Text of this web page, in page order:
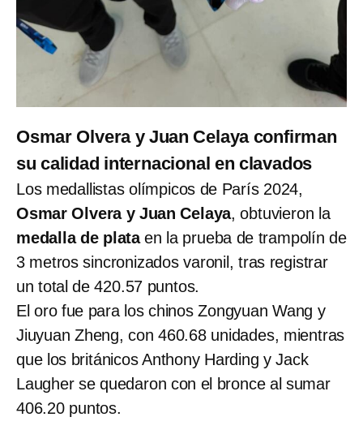
Osmar Olvera y Juan Celaya confirman
su calidad internacional en clavados
Los medallistas olímpicos de París 2024,
Osmar Olvera y Juan Celaya, obtuvieron la
medalla de plataen la prueba de trampolín de
3 metros sincronizados varonil, tras registrar
un total de 420.57 puntos.
El oro fue para los chinos Zongyuan Wang y
Jiuyuan Zheng, con 460.68 unidades, mientras
que los británicos Anthony Harding y Jack
Laugher se quedaron con el bronce al sumar
406.20 puntos.